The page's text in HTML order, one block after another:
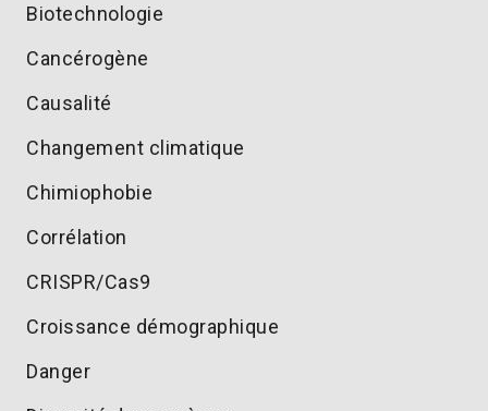
Biotechnologie
Cancérogène
Causalité
Changement climatique
Chimiophobie
Corrélation
CRISPR/Cas9
Croissance démographique
Danger